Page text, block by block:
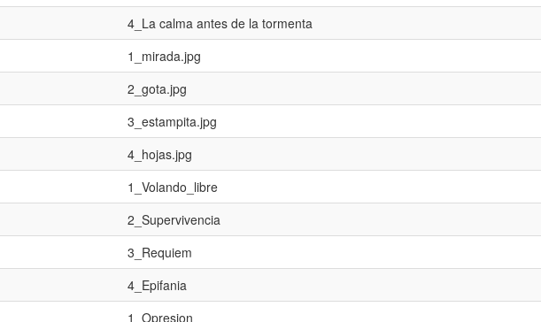
4_La calma antes de la tormenta
1_mirada.jpg
2_gota.jpg
3_estampita.jpg
4_hojas.jpg
1_Volando_libre
2_Supervivencia
3_Requiem
4_Epifania
1_Opresion